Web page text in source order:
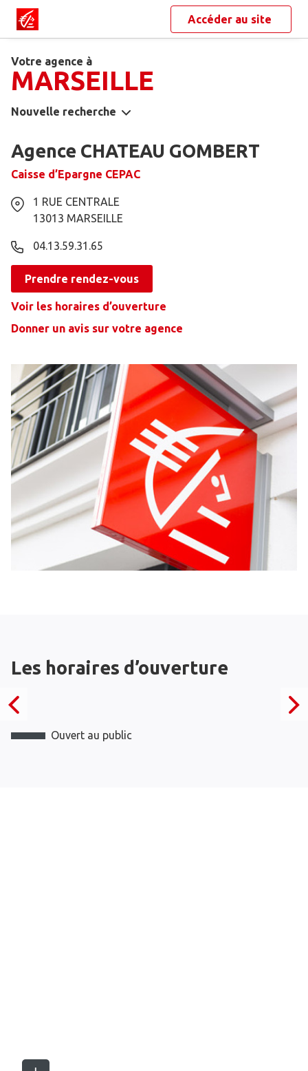
Accéder au site
Votre agence à
MARSEILLE
Nouvelle recherche
Agence CHATEAU GOMBERT
Caisse d’Epargne CEPAC
1 RUE CENTRALE
13013 MARSEILLE
04.13.59.31.65
Prendre rendez-vous
Voir les horaires d’ouverture
Donner un avis sur votre agence
Les horaires d’ouverture
Ouvert au public